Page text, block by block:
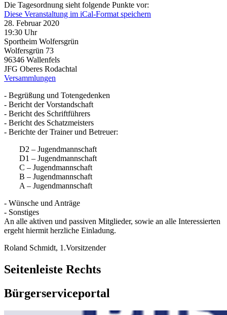
Die Tagesordnung sieht folgende Punkte vor:
Diese Veranstaltung im iCal-Format speichern
28. Februar 2020
19:30 Uhr
Sportheim Wolfersgrün
Wolfersgrün 73
96346 Wallenfels
JFG Oberes Rodachtal
Versammlungen
- Begrüßung und Totengedenken
- Bericht der Vorstandschaft
- Bericht des Schriftführers
- Bericht des Schatzmeisters
- Berichte der Trainer und Betreuer:
D2 – Jugendmannschaft
D1 – Jugendmannschaft
C – Jugendmannschaft
B – Jugendmannschaft
A – Jugendmannschaft
- Wünsche und Anträge
- Sonstiges
An alle aktiven und passiven Mitglieder, sowie an alle Interessierten
ergeht hiermit herzliche Einladung.
Roland Schmidt, 1.Vorsitzender
Seitenleiste Rechts
Bürgerserviceportal